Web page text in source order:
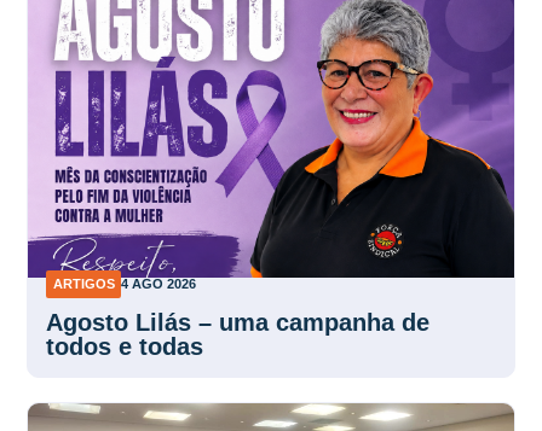
ARTIGOS 4 AGO 2026
Agosto Lilás – uma campanha de
todos e todas